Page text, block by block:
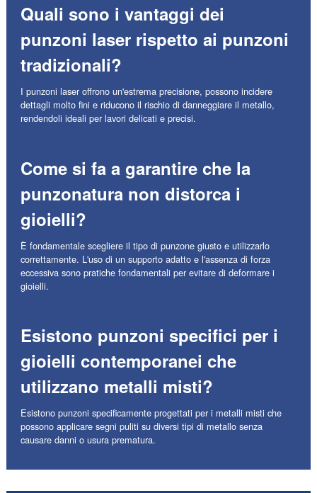
Quali sono i vantaggi dei
punzoni laser rispetto ai punzoni
tradizionali?
I punzoni laser offrono un'estrema precisione, possono incidere
dettagli molto fini e riducono il rischio di danneggiare il metallo,
rendendoli ideali per lavori delicati e precisi.
Come si fa a garantire che la
punzonatura non distorca i
gioielli?
È fondamentale scegliere il tipo di punzone giusto e utilizzarlo
correttamente. L'uso di un supporto adatto e l'assenza di forza
eccessiva sono pratiche fondamentali per evitare di deformare i
gioielli.
Esistono punzoni specifici per i
gioielli contemporanei che
utilizzano metalli misti?
Esistono punzoni specificamente progettati per i metalli misti che
possono applicare segni puliti su diversi tipi di metallo senza
causare danni o usura prematura.